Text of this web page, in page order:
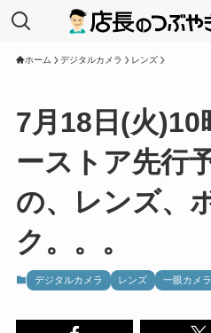
ホーム デジタルカメラ レンズ
7月18日(火)10
ーストア先行
の、レンズ、
ク。。。
デジタルカメラ レンズ 一眼カメラ